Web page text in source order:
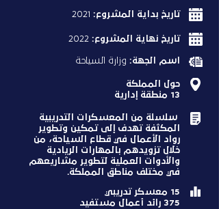
تاريخ بداية المشروع: 2021
تاريخ نهاية المشروع: 2022
اسم الجهة: وزارة السياحة
حول المملكة
13 منطقة إدارية
سلسلة من المعسكرات التدريبية
المكثفة تهدف إلى تمكين وتطوير
رواد الأعمال في قطاع السياحة، من
خلال تزويدهم بالمهارات الريادية
والأدوات العملية لتطوير مشاريعهم
في مختلف مناطق المملكة.
15 معسكر تدريبي
375 رائد أعمال مستفيد